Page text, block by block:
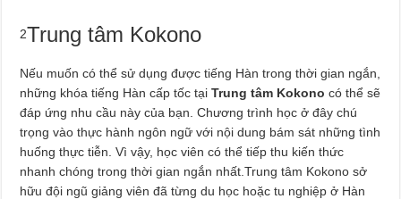
2Trung tâm Kokono
Nếu muốn có thể sử dụng được tiếng Hàn trong thời gian ngắn,
những khóa tiếng Hàn cấp tốc tạiTrung tâm Kokono có thể sẽ
đáp ứng nhu cầu này của bạn. Chương trình học ở đây chú
trọng vào thực hành ngôn ngữ với nội dung bám sát những tình
huống thực tiễn. Vì vậy, học viên có thể tiếp thu kiến thức
nhanh chóng trong thời gian ngắn nhất.Trung tâm Kokono sở
hữu đội ngũ giảng viên đã từng du học hoặc tu nghiệp ở Hàn